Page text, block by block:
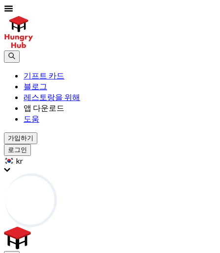
기프트 카드
블로그
레스토랑을 위해
앱 다운로드
도움
가입하기
로그인
kr